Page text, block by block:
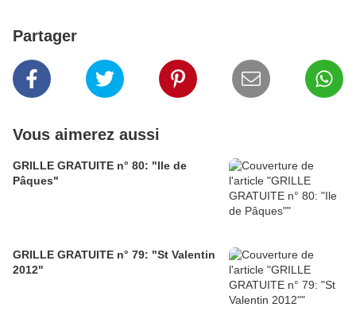
Partager
Vous aimerez aussi
GRILLE GRATUITE n° 80: "Ile de
Pâques"
GRILLE GRATUITE n° 79: "St Valentin
2012"